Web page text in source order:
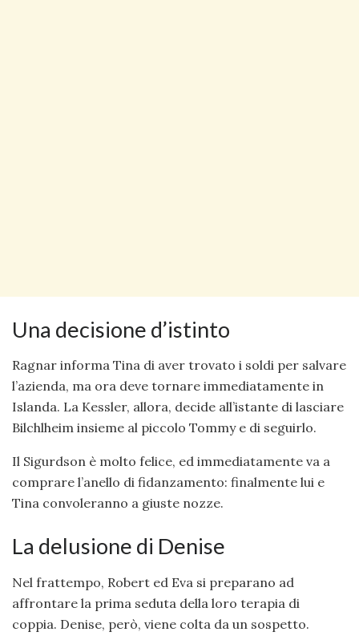
Una decisione d’istinto
Ragnar informa Tina di aver trovato i soldi per salvare
l’azienda, ma ora deve tornare immediatamente in
Islanda. La Kessler, allora, decide all’istante di lasciare
Bilchlheim insieme al piccolo Tommy e di seguirlo.
Il Sigurdson è molto felice, ed immediatamente va a
comprare l’anello di fidanzamento: finalmente lui e
Tina convoleranno a giuste nozze.
La delusione di Denise
Nel frattempo, Robert ed Eva si preparano ad
affrontare la prima seduta della loro terapia di
coppia. Denise, però, viene colta da un sospetto.